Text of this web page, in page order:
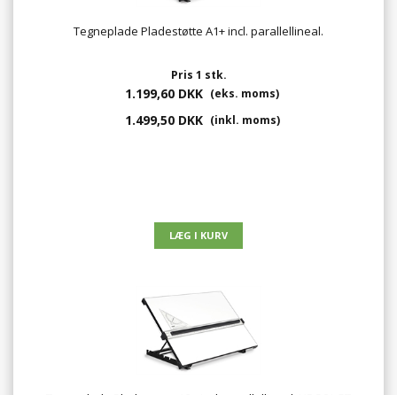
Tegneplade Pladestøtte A1+ incl. parallellineal.
Pris 1 stk.
1.199,60 DKK (eks. moms)
1.499,50 DKK (inkl. moms)